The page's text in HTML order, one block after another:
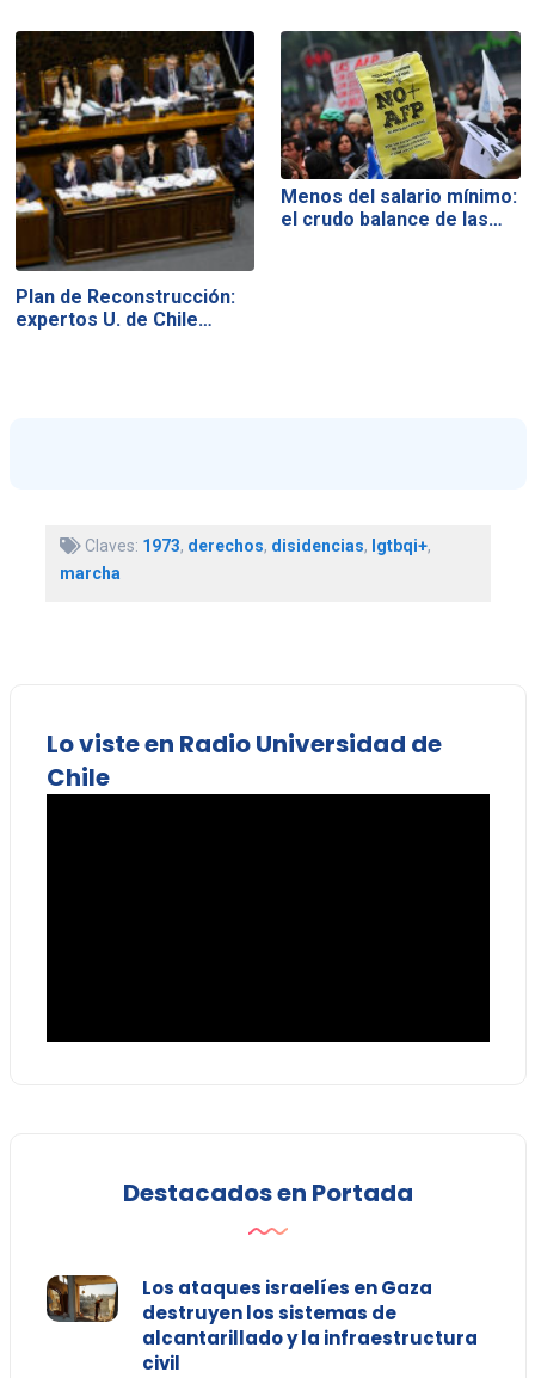
Plan de Reconstrucción:
expertos U. de Chile…
Menos del salario mínimo:
el crudo balance de las…
Claves: 1973, derechos, disidencias, lgtbqi+,
marcha
Lo viste en Radio Universidad de
Chile
Destacados en Portada
Los ataques israelíes en Gaza
destruyen los sistemas de
alcantarillado y la infraestructura
civil